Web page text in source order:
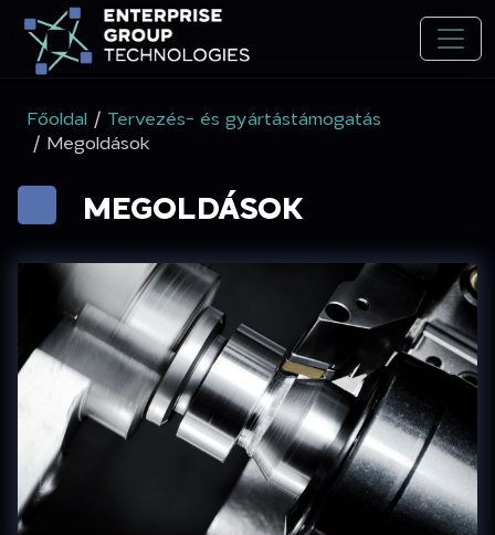
Főoldal / Tervezés- és gyártástámogatás
/ Megoldások
MEGOLDÁSOK